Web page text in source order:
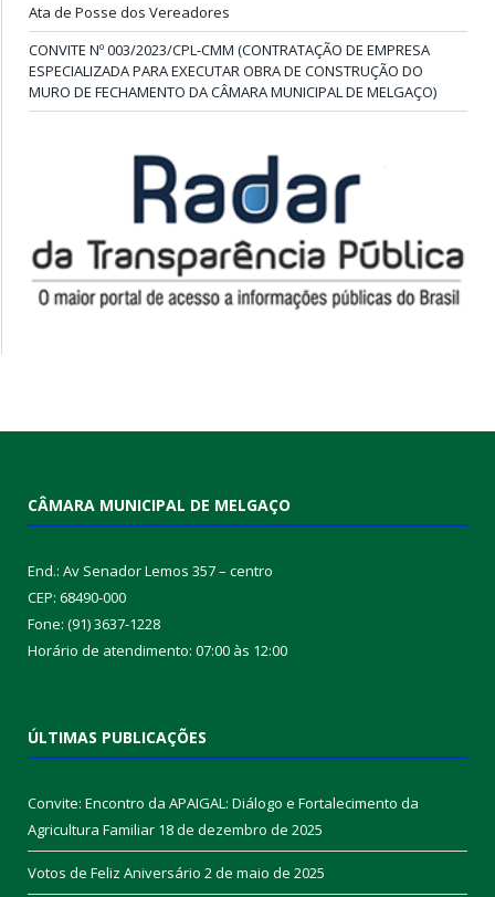
Ata de Posse dos Vereadores
CONVITE Nº 003/2023/CPL-CMM (CONTRATAÇÃO DE EMPRESA
ESPECIALIZADA PARA EXECUTAR OBRA DE CONSTRUÇÃO DO
MURO DE FECHAMENTO DA CÂMARA MUNICIPAL DE MELGAÇO)
CÂMARA MUNICIPAL DE MELGAÇO
End.: Av Senador Lemos 357 – centro
CEP: 68490-000
Fone: (91) 3637-1228
Horário de atendimento: 07:00 às 12:00
ÚLTIMAS PUBLICAÇÕES
Convite: Encontro da APAIGAL: Diálogo e Fortalecimento da
Agricultura Familiar 18 de dezembro de 2025
Votos de Feliz Aniversário 2 de maio de 2025